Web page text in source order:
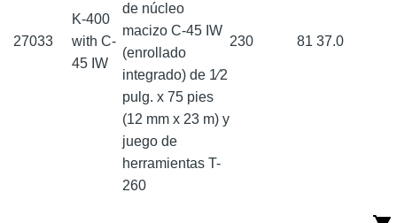
27033
K-400
with C-
45 IW
de núcleo
macizo C-45 IW
(enrollado
integrado) de 1⁄2
pulg. x 75 pies
(12 mm x 23 m) y
juego de
herramientas T-
260
230 81 37.0